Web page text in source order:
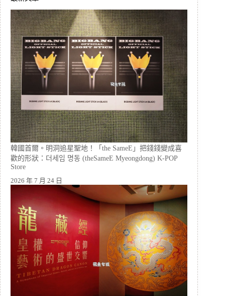
韓國首爾。明洞追星聖地！「the SameE」把錢錢變成喜
歡的形狀：더세임 명동 (theSameE Myeongdong) K-POP
Store
2026 年 7 月 24 日